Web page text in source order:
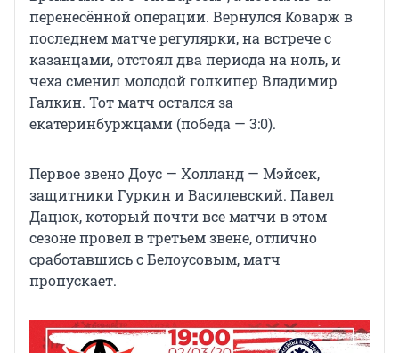
перенесённой операции. Вернулся Коварж в
последнем матче регулярки, на встрече с
казанцами, отстоял два периода на ноль, и
чеха сменил молодой голкипер Владимир
Галкин. Тот матч остался за
екатеринбуржцами (победа — 3:0).
Первое звено Доус — Холланд — Мэйсек,
защитники Гуркин и Василевский. Павел
Дацюк, который почти все матчи в этом
сезоне провел в третьем звене, отлично
сработавшись с Белоусовым, матч
пропускает.